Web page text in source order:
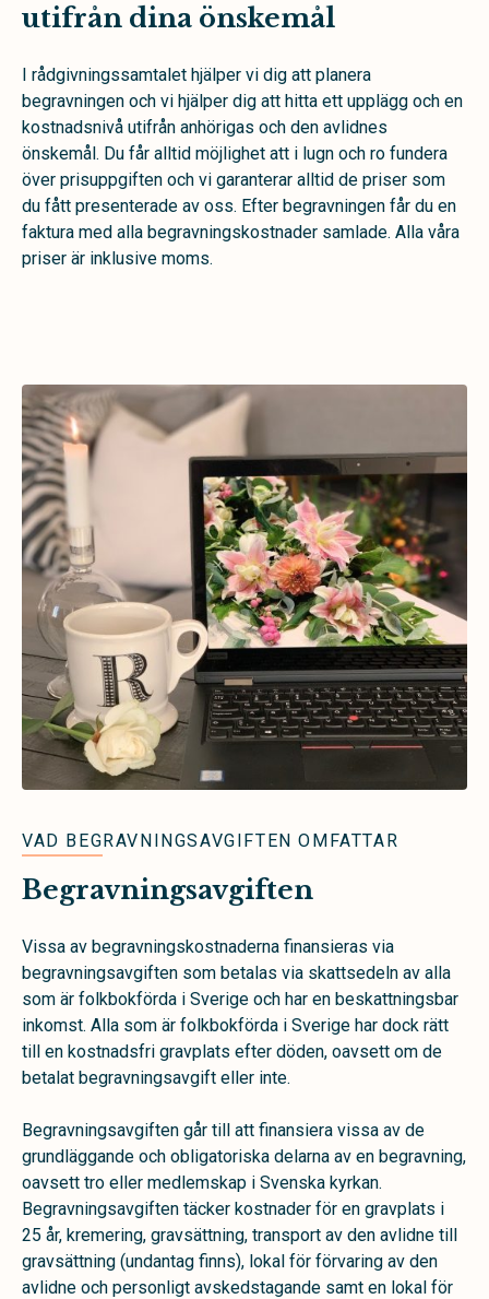
utifrån dina önskemål
I rådgivningssamtalet hjälper vi dig att planera
begravningen och vi hjälper dig att hitta ett upplägg och en
kostnadsnivå utifrån anhörigas och den avlidnes
önskemål. Du får alltid möjlighet att i lugn och ro fundera
över prisuppgiften och vi garanterar alltid de priser som
du fått presenterade av oss. Efter begravningen får du en
faktura med alla begravningskostnader samlade. Alla våra
priser är inklusive moms.
VAD BEGRAVNINGSAVGIFTEN OMFATTAR
Begravningsavgiften
Vissa av begravningskostnaderna finansieras via
begravningsavgiften som betalas via skattsedeln av alla
som är folkbokförda i Sverige och har en beskattningsbar
inkomst. Alla som är folkbokförda i Sverige har dock rätt
till en kostnadsfri gravplats efter döden, oavsett om de
betalat begravningsavgift eller inte.
Begravningsavgiften går till att finansiera vissa av de
grundläggande och obligatoriska delarna av en begravning,
oavsett tro eller medlemskap i Svenska kyrkan.
Begravningsavgiften täcker kostnader för en gravplats i
25 år, kremering, gravsättning, transport av den avlidne till
gravsättning (undantag finns), lokal för förvaring av den
avlidne och personligt avskedstagande samt en lokal för